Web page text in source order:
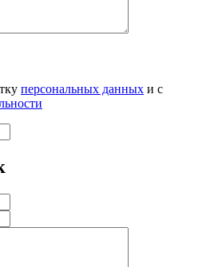
персональных данных и с